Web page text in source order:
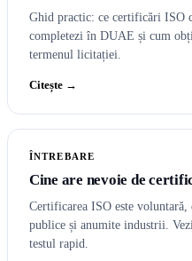
Ghid practic: ce certificări ISO
completezi în DUAE și cum
termenul licitației.
Citește →
ÎNTREBARE
Cine are nevoie de
Certificarea ISO este
publice și anumite industrii.
testul rapid.